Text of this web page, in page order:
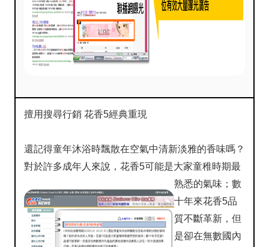
擅用搜尋行銷 花香5經典重現
還記得童年沐浴時飄散在空氣中清新淡雅的香味嗎？
對於許多成年人來說，花香5可能是大家童稚時期最
熟悉的氣味；數
十年來花香5品
質不斷革新，但
是卻在無數國內